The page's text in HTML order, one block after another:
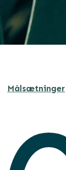
Målsætninger